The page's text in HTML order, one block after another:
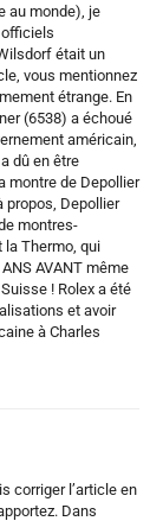
au monde), je
était un
vous mentionnez
étrange. En
(6538) a échoué
américain,
dû en être
montre de Depollier
propos, Depollier
montres-
la Thermo, qui
AVANT même
! Rolex a été
et avoir
à Charles
corriger l’article en
Dans